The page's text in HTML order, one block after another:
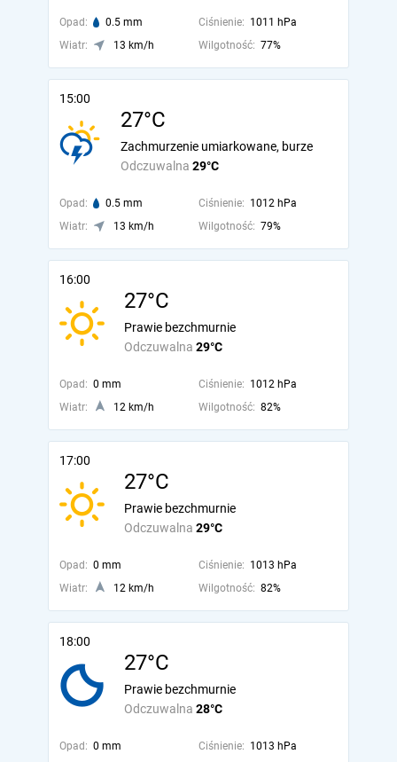
Opad: 0.5 mm Ciśnienie: 1011 hPa
Wiatr:
13 km/h Wilgotność: 77%
15:00
27°C
Odczuwalna 29°C
Zachmurzenie umiarkowane, burze
Opad: 0.5 mm Ciśnienie: 1012 hPa
Wiatr:
13 km/h Wilgotność: 79%
16:00
27°C
Odczuwalna 29°C
Prawie bezchmurnie
Opad: 0 mm Ciśnienie: 1012 hPa
Wiatr:
12 km/h Wilgotność: 82%
17:00
27°C
Odczuwalna 29°C
Prawie bezchmurnie
Opad: 0 mm Ciśnienie: 1013 hPa
Wiatr:
12 km/h Wilgotność: 82%
18:00
27°C
Odczuwalna 28°C
Prawie bezchmurnie
Opad: 0 mm Ciśnienie: 1013 hPa